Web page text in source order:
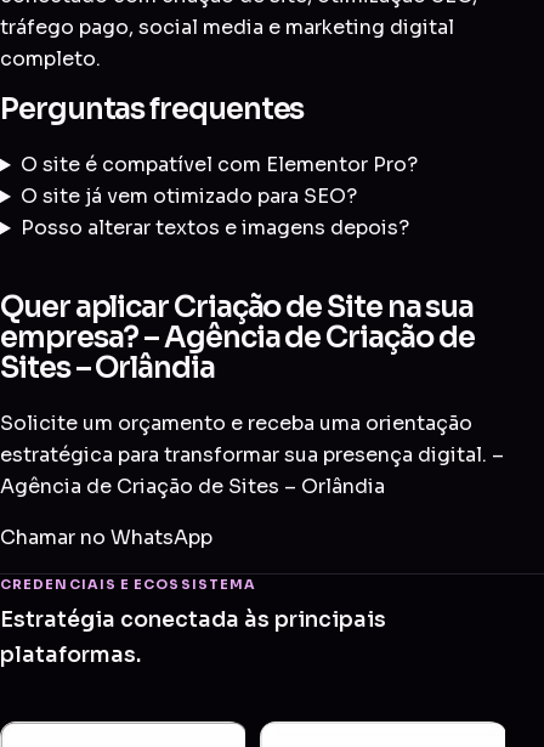
tráfego pago, social media e marketing digital
completo.
Perguntas frequentes
O site é compatível com Elementor Pro?
O site já vem otimizado para SEO?
Posso alterar textos e imagens depois?
Quer aplicar Criação de Site na sua
empresa? – Agência de Criação de
Sites – Orlândia
Solicite um orçamento e receba uma orientação
estratégica para transformar sua presença digital. –
Agência de Criação de Sites – Orlândia
Chamar no WhatsApp
CREDENCIAIS E ECOSSISTEMA
Estratégia conectada às principais
plataformas.